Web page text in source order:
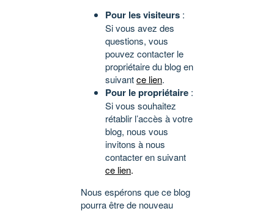
Pour les visiteurs :
Si vous avez des
questions, vous
pouvez contacter le
propriétaire du blog en
suivantce lien.
Pour le propriétaire :
Si vous souhaitez
rétablir l’accès à votre
blog, nous vous
invitons à nous
contacter en suivant
ce lien.
Nous espérons que ce blog
pourra être de nouveau